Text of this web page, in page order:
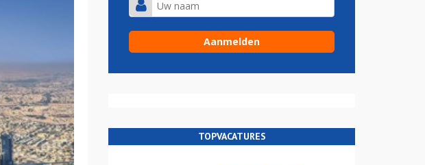
TOPVACATURES